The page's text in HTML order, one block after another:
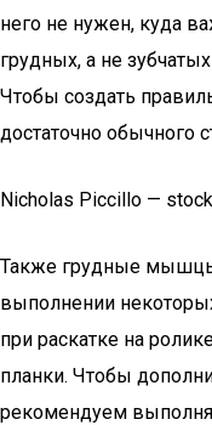
него не нужен, куда
грудных, а не
Чтобы создать
достаточно обычного
Nicholas Piccillo —
Также грудные
выполнении
при раскатке на
планки. Чтобы
рекомендуем